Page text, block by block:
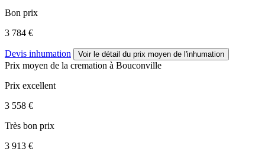
Bon prix
3 784 €
Devis inhumation Voir le détail du prix moyen de l'inhumation
Prix moyen de la cremation à Bouconville
Prix excellent
3 558 €
Très bon prix
3 913 €